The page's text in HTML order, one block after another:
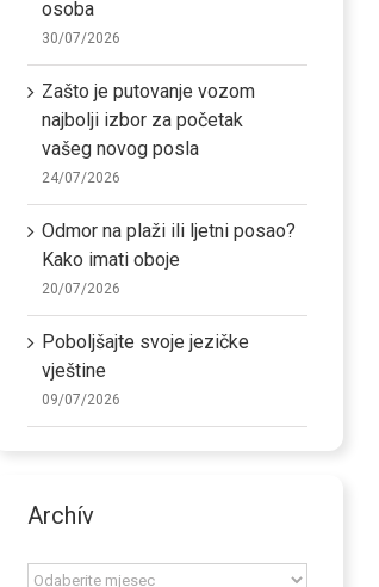
osoba
30/07/2026
Zašto je putovanje vozom
najbolji izbor za početak
vašeg novog posla
24/07/2026
Odmor na plaži ili ljetni posao?
Kako imati oboje
20/07/2026
Poboljšajte svoje jezičke
vještine
09/07/2026
Archív
Archív